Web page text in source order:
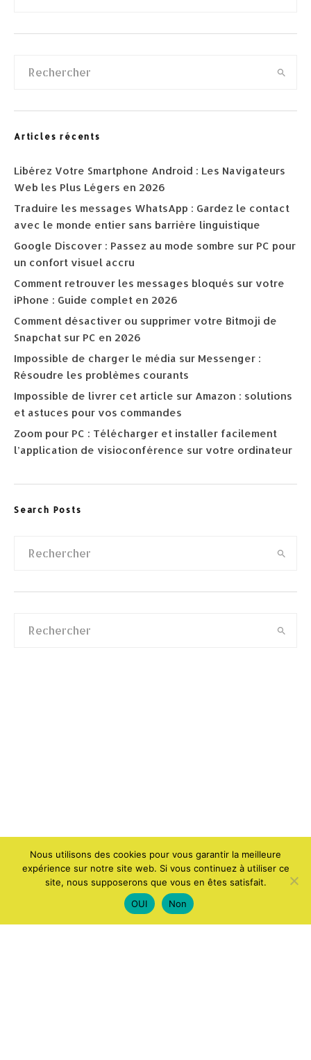
Articles récents
Libérez Votre Smartphone Android : Les Navigateurs
Web les Plus Légers en 2026
Traduire les messages WhatsApp : Gardez le contact
avec le monde entier sans barrière linguistique
Google Discover : Passez au mode sombre sur PC pour
un confort visuel accru
Comment retrouver les messages bloqués sur votre
iPhone : Guide complet en 2026
Comment désactiver ou supprimer votre Bitmoji de
Snapchat sur PC en 2026
Impossible de charger le média sur Messenger :
Résoudre les problèmes courants
Impossible de livrer cet article sur Amazon : solutions
et astuces pour vos commandes
Zoom pour PC : Télécharger et installer facilement
l’application de visioconférence sur votre ordinateur
Search Posts
Nous utilisons des cookies pour vous garantir la meilleure
expérience sur notre site web. Si vous continuez à utiliser ce
site, nous supposerons que vous en êtes satisfait.
OUI
Non